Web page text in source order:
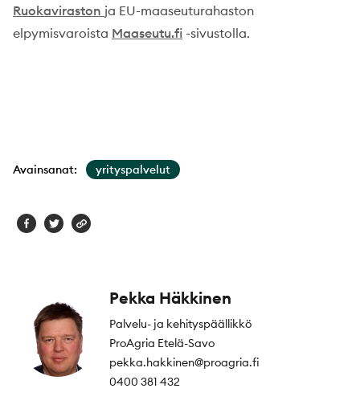
Ruokaviraston ja EU-maaseuturahaston
elpymisvaroista Maaseutu.fi -sivustolla.
Avainsanat: yrityspalvelut
Pekka Häkkinen
Palvelu- ja kehityspäällikkö
ProAgria Etelä-Savo
pekka.hakkinen@proagria.fi
0400 381 432